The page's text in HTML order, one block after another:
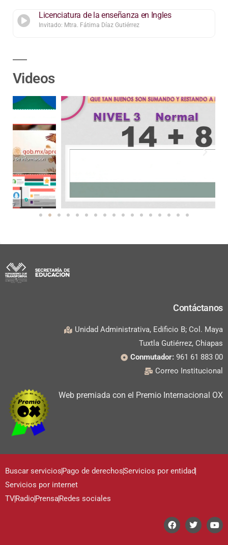
Licenciatura de la enseñanza en Ingles
Invitado: Mtra. Fátima Díaz Gutiérrez
Videos
Contáctanos
Unidad Administrativa, Edificio B; Col. Maya
Tuxtla Gutiérrez, Chiapas
Conmutador: 961 61 883 00
Correo Institucional
Web premiada con el Premio Internacional OX
Buscar servicios Pago de derechosServicios por entidad
Servicios por internet
TVRadio PrensaRedes sociales